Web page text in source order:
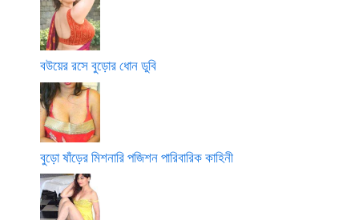
বউয়ের রসে বুড়োর ধোন ডুবি
বুড়ো ষাঁড়ের মিশনারি পজিশন পারিবারিক কাহিনী